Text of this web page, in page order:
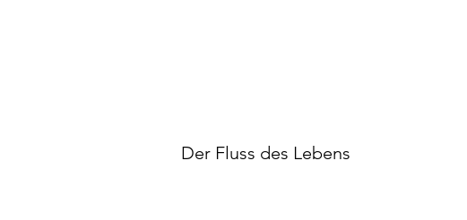
Der Fluss des Lebens